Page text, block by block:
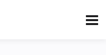
Annonsere i